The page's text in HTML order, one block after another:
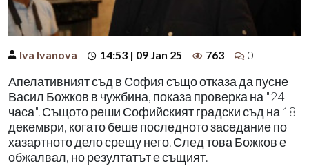
Iva Ivanova 14:53 | 09 Jan 25 763 0
Апелативният съд в София също отказа да пусне
Васил Божков в чужбина, показа проверка на "24
часа". Същото реши Софийският градски съд на 18
декември, когато беше последното заседание по
хазартното дело срещу него. След това Божков е
обжалвал, но резултатът е същият.